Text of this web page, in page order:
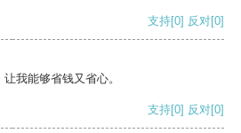
支持[0] 反对[0]
我能够省钱又省心。
支持[0] 反对[0]